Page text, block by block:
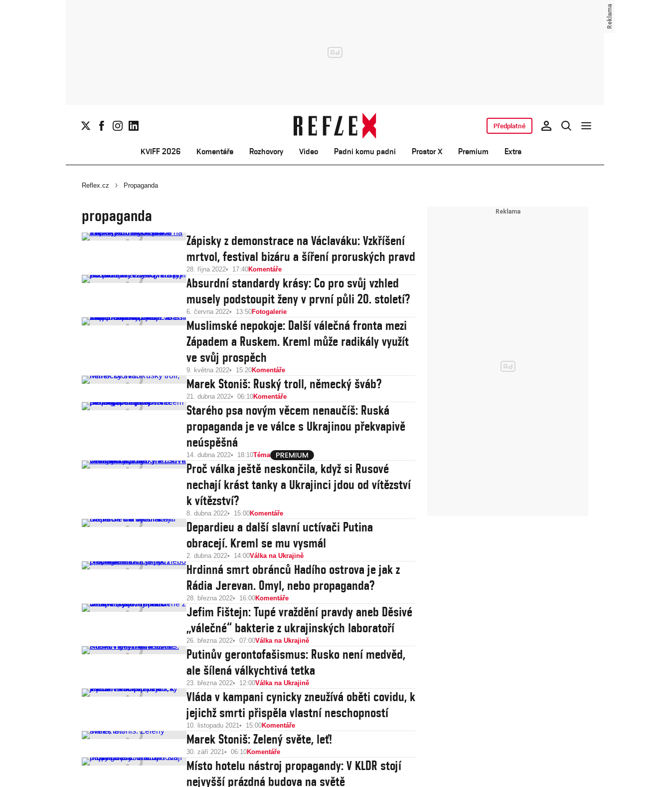
KVIFF 2026 Komentáře Rozhovory Video Padni komu padni Prostor X Premium Extra
Předplatné
Reflex.cz Propaganda
propaganda
Zápisky z demonstrace na Václaváku: Vzkříšení
mrtvol, festival bizáru a šíření proruských pravd
28. října 2022 17:40Komentáře
Absurdní standardy krásy: Co pro svůj vzhled
musely podstoupit ženy v první půli 20. století?
6. června 2022 13:50Fotogalerie
Muslimské nepokoje: Další válečná fronta mezi
Západem a Ruskem. Kreml může radikály využít
ve svůj prospěch
9. května 2022 15:20Komentáře
Marek Stoniš: Ruský troll, německý šváb?
21. dubna 2022 06:10Komentáře
Starého psa novým věcem nenaučíš: Ruská
propaganda je ve válce s Ukrajinou překvapivě
neúspěšná
14. dubna 2022 18:10Téma
Proč válka ještě neskončila, když si Rusové
nechají krást tanky a Ukrajinci jdou od vítězství
k vítězství?
8. dubna 2022 15:00Komentáře
Depardieu a další slavní uctívači Putina
obracejí. Kreml se mu vysmál
2. dubna 2022 14:00Válka na Ukrajině
Hrdinná smrt obránců Hadího ostrova je jak z
Rádia Jerevan. Omyl, nebo propaganda?
28. března 2022 16:00Komentáře
Jefim Fištejn: Tupé vraždění pravdy aneb Děsivé
„válečné“ bakterie z ukrajinských laboratoří
26. března 2022 07:00Válka na Ukrajině
Putinův gerontofašismus: Rusko není medvěd,
ale šílená válkychtivá tetka
23. března 2022 12:00Válka na Ukrajině
Vláda v kampani cynicky zneužívá oběti covidu, k
jejichž smrti přispěla vlastní neschopností
10. listopadu 2021 15:00Komentáře
Marek Stoniš: Zelený světe, leť!
30. září 2021 06:10Komentáře
Místo hotelu nástroj propagandy: V KLDR stojí
nejvyšší prázdná budova na světě